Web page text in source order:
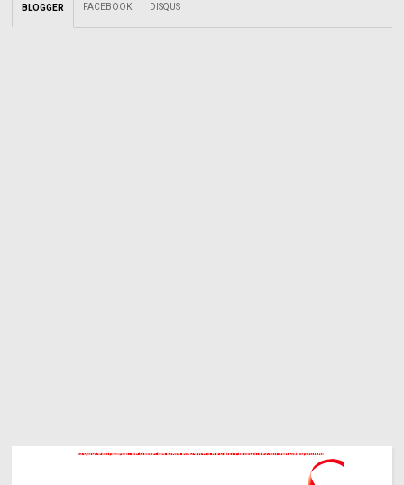
BLOGGER FACEBOOK DISQUS